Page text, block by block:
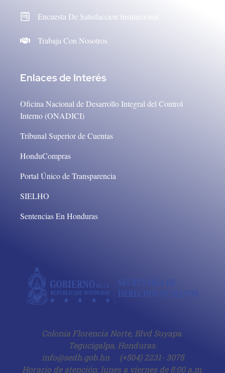
Encuesta De Satisfaccion Institucional
Trabaja Con Nosotros
Enlaces de Interés
Oficina Nacional de Desarrollo Integral del Control
Interno (ONADICI)
Tribunal Superior de Cuentas
HonduCompras
Portal Único de Transparencia
SIELHO
Sentencias En Honduras
Colonia Florencia Norte, Blvd Suyapa.
Tegucigalpa, Honduras.
info@sedh.gob.hn
(+504) 2231- 3075
Horario de atención: lunes a viernes de 8:00 a.m.